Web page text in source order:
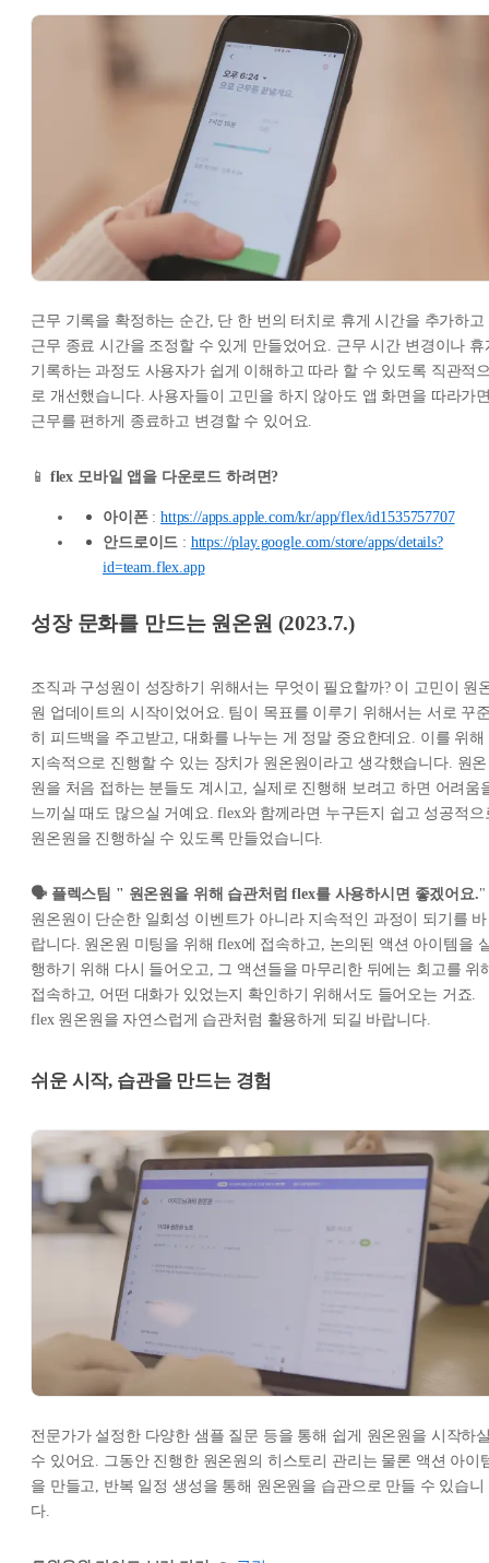
근무 기록을 확정하는 순간, 단 한 번의 터치로 휴게 시간을 추가하고
근무 종료 시간을 조정할 수 있게 만들었어요. 근무 시간 변경이나 휴
기록하는 과정도 사용자가 쉽게 이해하고 따라 할 수 있도록 직관적
로 개선했습니다. 사용자들이 고민을 하지 않아도 앱 화면을 따라가
근무를 편하게 종료하고 변경할 수 있어요.
📱 flex 모바일 앱을 다운로드 하려면?
아이폰:https://apps.apple.com/kr/app/flex/id1535757707
안드로이드 : https://play.google.com/store/apps/details?
id=team.flex.app
성장 문화를 만드는 원온원 (2023.7.)
조직과 구성원이 성장하기 위해서는 무엇이 필요할까? 이 고민이 원
원 업데이트의 시작이었어요. 팀이 목표를 이루기 위해서는 서로 꾸
히 피드백을 주고받고, 대화를 나누는 게 정말 중요한데요. 이를 위해
지속적으로 진행할 수 있는 장치가 원온원이라고 생각했습니다. 원온
원을 처음 접하는 분들도 계시고, 실제로 진행해 보려고 하면 어려움
느끼실 때도 많으실 거예요. flex와 함께라면 누구든지 쉽고 성공적으
원온원을 진행하실 수 있도록 만들었습니다.
🗣️ 플렉스팀 " 원온원을 위해 습관처럼 flex를 사용하시면 좋겠어요."
원온원이 단순한 일회성 이벤트가 아니라 지속적인 과정이 되기를 바
랍니다. 원온원 미팅을 위해 flex에 접속하고, 논의된 액션 아이템을
행하기 위해 다시 들어오고, 그 액션들을 마무리한 뒤에는 회고를 위
접속하고, 어떤 대화가 있었는지 확인하기 위해서도 들어오는 거죠.
flex 원온원을 자연스럽게 습관처럼 활용하게 되길 바랍니다.
쉬운 시작, 습관을 만드는 경험
전문가가 설정한 다양한 샘플 질문 등을 통해 쉽게 원온원을 시작하
수 있어요. 그동안 진행한 원온원의 히스토리 관리는 물론 액션 아이
을 만들고, 반복 일정 생성을 통해 원온원을 습관으로 만들 수 있습니
다.